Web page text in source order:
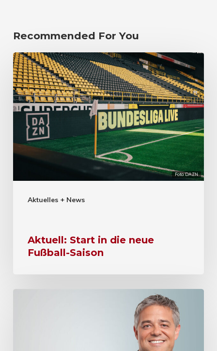
Recommended For You
Foto: DAZN
Aktuelles + News
Aktuell: Start in die neue
Fußball-Saison